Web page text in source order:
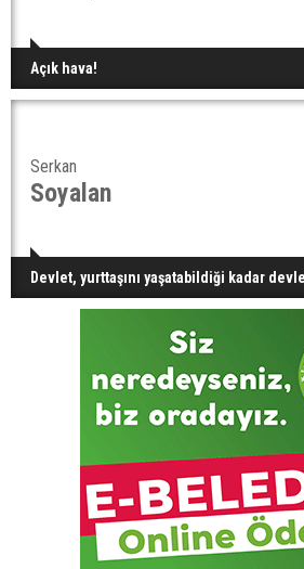
Açık hava!
Serkan
Soyalan
Devlet, yurttaşını yaşatabildiği kadar